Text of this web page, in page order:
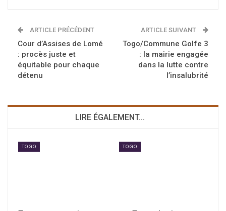
ARTICLE PRÉCÉDENT
Cour d’Assises de Lomé
: procès juste et
équitable pour chaque
détenu
ARTICLE SUIVANT
Togo/Commune Golfe 3
: la mairie engagée
dans la lutte contre
l’insalubrité
LIRE ÉGALEMENT...
TOGO TOGO